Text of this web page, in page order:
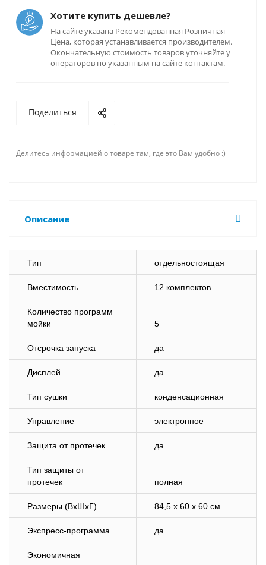
Хотите купить дешевле?
На сайте указана Рекомендованная Розничная
Цена, которая устанавливается производителем.
Окончательную стоимость товаров уточняйте у
операторов по указанным на сайте контактам.
Поделиться
Делитесь информацией о товаре там, где это Вам удобно :)
Описание
Тип отдельностоящая
Вместимость 12 комплектов
Количество программ
мойки
5
Отсрочка запуска да
Дисплей да
Тип сушки конденсационная
Управление электронное
Защита от протечек да
Тип защиты от
протечек
полная
Размеры (ВхШхГ) 84,5 x 60 x 60 см
Экспресс-программа да
Экономичная